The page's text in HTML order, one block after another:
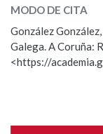
BUSCAR NO
Nas definicións
Observación
Nome
MODO DE CITA
González
Galega. A Coruña:
<https://